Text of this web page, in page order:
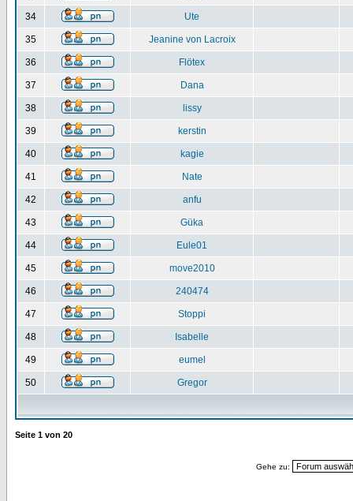
34 Ute
35 Jeanine von Lacroix
36 Flötex
37 Dana
38 lissy
39 kerstin
40 kagie
41 Nate
42 anfu
43 Güka
44 Eule01
45 move2010
46 240474
47 Stoppi
48 Isabelle
49 eumel
50 Gregor
Seite 1 von 20
Gehe zu: